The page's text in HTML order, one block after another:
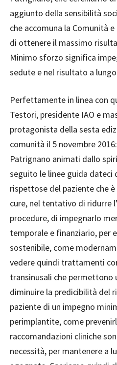
aggiunto della sensibilità
che accomuna la Comunità
di ottenere il massimo
Minimo sforzo significa
sedute e nel risultato a
Perfettamente in linea con
Testori, presidente IAO e
protagonista della sesta
comunità il 5 novembre
Patrignano animati dallo
seguito le linee guida dateci
rispettose del paziente che
cure, nel tentativo di ridurre
procedure, di impegnarlo
temporale e finanziario, per
sostenibile, come
vedere quindi trattamenti
transinusali che permettono
diminuire la predicibilità del
paziente di un impegno
perimplantite, come
raccomandazioni cliniche
necessità, per mantenere a